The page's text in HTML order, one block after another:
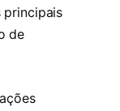
principais
de